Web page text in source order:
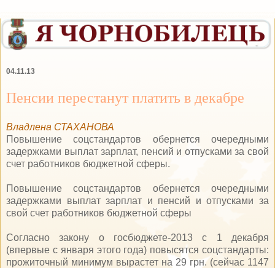
04.11.13
Пенсии перестанут платить в декабре
Владлена СТАХАНОВА
Повышение соцстандартов обернется очередными
задержками выплат зарплат, пенсий и отпусками за свой
счет работников бюджетной сферы.
Повышение соцстандартов обернется очередными
задержками выплат зарплат и пенсий и отпусками за
свой счет работников бюджетной сферы
Согласно закону о госбюджете-2013 с 1 декабря
(впервые с января этого года) повысятся соцстандарты:
прожиточный минимум вырастет на 29 грн. (сейчас 1147